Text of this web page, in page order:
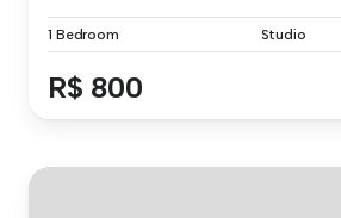
1 Bedroom Studio
R$ 800